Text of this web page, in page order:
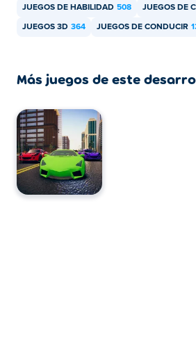
JUEGOS DE HABILIDAD 508 JUEGOS DE
JUEGOS 3D 364 JUEGOS DE CONDUCIR
Más juegos de este